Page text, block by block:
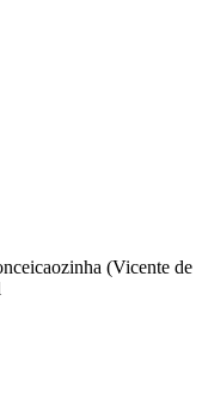
(Vicente de